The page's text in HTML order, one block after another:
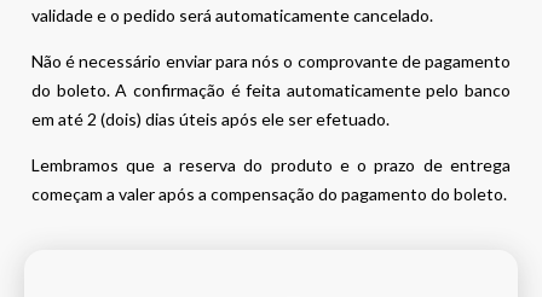
validade e o pedido será automaticamente cancelado.
Não é necessário enviar para nós o comprovante de pagamento
do boleto. A confirmação é feita automaticamente pelo banco
em até 2 (dois) dias úteis após ele ser efetuado.
Lembramos que a reserva do produto e o prazo de entrega
começam a valer após a compensação do pagamento do boleto.